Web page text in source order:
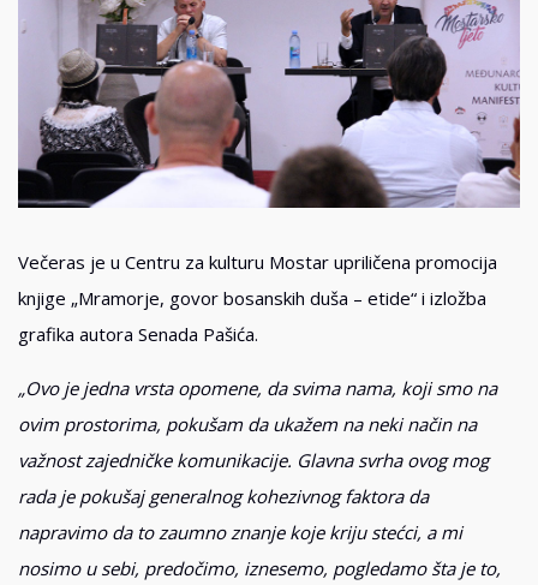
Večeras je u Centru za kulturu Mostar upriličena promocija
knjige „Mramorje, govor bosanskih duša – etide“ i izložba
grafika autora Senada Pašića.
„Ovo je jedna vrsta opomene, da svima nama, koji smo na
ovim prostorima, pokušam da ukažem na neki način na
važnost zajedničke komunikacije. Glavna svrha ovog mog
rada je pokušaj generalnog kohezivnog faktora da
napravimo da to zaumno znanje koje kriju stećci, a mi
nosimo u sebi, predočimo, iznesemo, pogledamo šta je to,